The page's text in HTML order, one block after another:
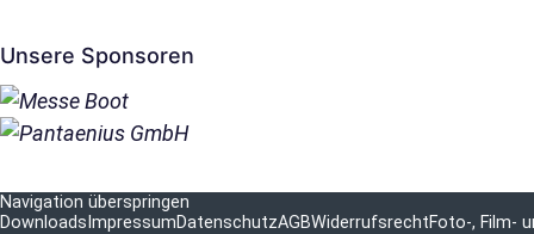
Unsere Sponsoren
Navigation überspringen
Downloads ImpressumDatenschutzAGBWiderrufsrechtFoto-, Film-